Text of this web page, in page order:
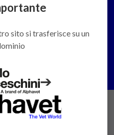
sito si trasferisce su un
➔